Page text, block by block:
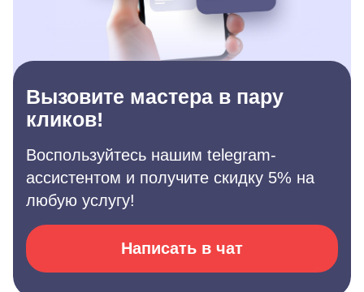
Вызовите мастера в пару
кликов!
Воспользуйтесь нашим telegram-
ассистентом и получите скидку 5% на
любую услугу!
Написать в чат